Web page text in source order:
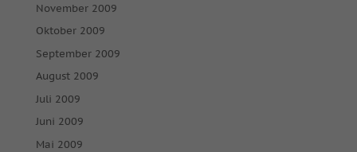
November 2009
Oktober 2009
September 2009
August 2009
Juli 2009
Juni 2009
Mai 2009